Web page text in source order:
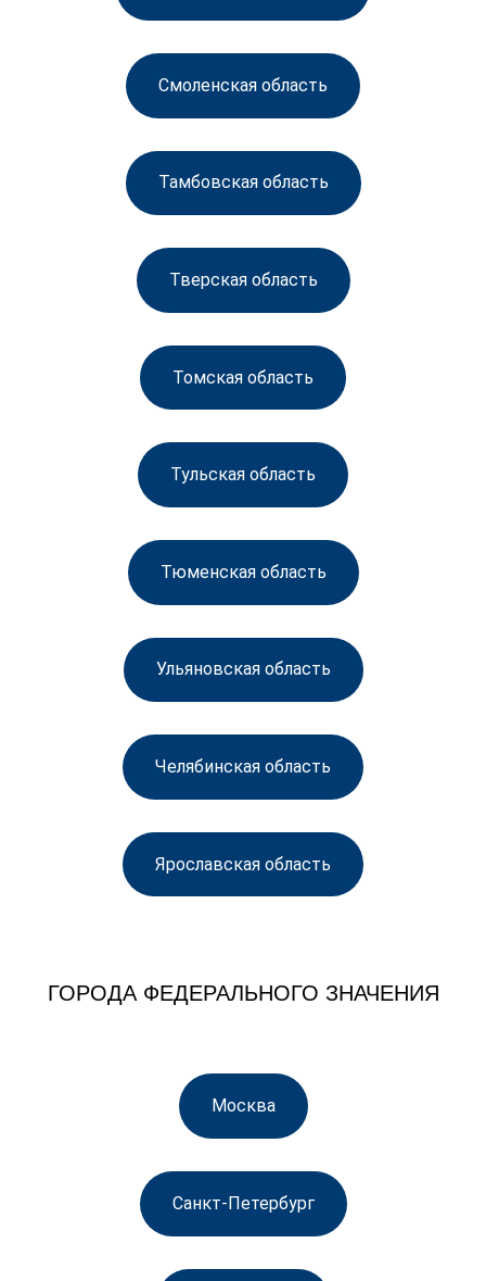
Смоленская область
Тамбовская область
Тверская область
Томская область
Тульская область
Тюменская область
Ульяновская область
Челябинская область
Ярославская область
ГОРОДА ФЕДЕРАЛЬНОГО ЗНАЧЕНИЯ
Москва
Санкт-Петербург